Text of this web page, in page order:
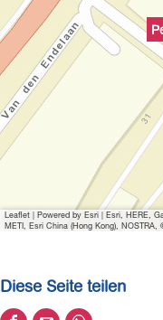
Leaflet | Powered by Esri | Esri, HERE,
METI, Esri China (Hong Kong),
Diese Seite teilen